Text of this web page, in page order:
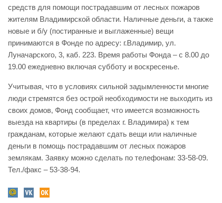
средств для помощи пострадавшим от лесных пожаров
жителям Владимирской области. Наличные деньги, а также
новые и б/у (постиранные и выглаженные) вещи
принимаются в Фонде по адресу: г.Владимир, ул.
Луначарского, 3, каб. 223. Время работы Фонда – с 8.00 до
19.00 ежедневно включая субботу и воскресенье.
Учитывая, что в условиях сильной задымленности многие
люди стремятся без острой необходимости не выходить из
своих домов, Фонд сообщает, что имеется возможность
выезда на квартиры (в пределах г. Владимира) к тем
гражданам, которые желают сдать вещи или наличные
деньги в помощь пострадавшим от лесных пожаров
землякам. Заявку можно сделать по телефонам: 33-58-09.
Тел./факс – 53-38-94.